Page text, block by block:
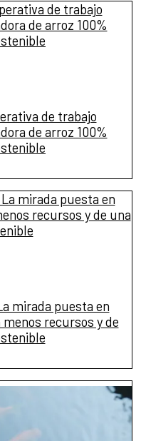
de trabajo
de arroz 100%
mirada puesta en
recursos y de